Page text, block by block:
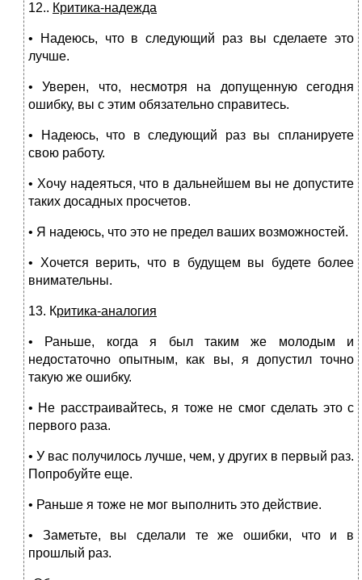
12.. Критика-надежда
• Надеюсь, что в следующий раз вы сделаете это
лучше.
• Уверен, что, несмотря на допущенную сегодня
ошибку, вы с этим обязательно справитесь.
• Надеюсь, что в следующий раз вы спланируете
свою работу.
• Хочу надеяться, что в дальнейшем вы не допустите
таких досадных просчетов.
• Я надеюсь, что это не предел ваших возможностей.
• Хочется верить, что в будущем вы будете более
внимательны.
13. Критика-аналогия
• Раньше, когда я был таким же молодым и
недостаточно опыт­ным, как вы, я допустил точно
такую же ошибку.
• Не расстраивайтесь, я тоже не смог сделать это с
первого раза.
• У вас получилось лучше, чем, у других в первый раз.
Попро­буйте еще.
• Раньше я тоже не мог выполнить это действие.
• Заметьте, вы сделали те же ошибки, что и в
прошлый раз.